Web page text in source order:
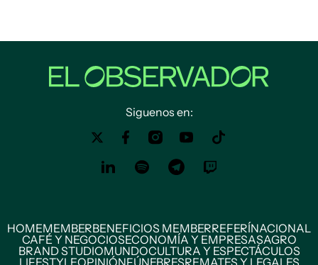
Siguenos en:
HOMEMEMBERBENEFICIOS MEMBERREFERÍNACIONAL
CAFÉ Y NEGOCIOSECONOMÍA Y EMPRESASAGRO
BRAND STUDIOMUNDOCULTURA Y ESPECTÁCULOS
LIFESTYLEOPINIÓNFÚNEBRESREMATES Y LEGALES